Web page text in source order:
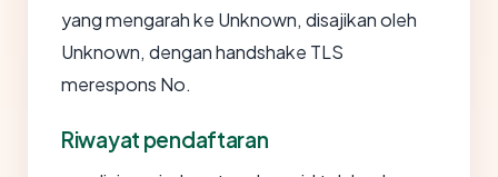
yang mengarah ke Unknown, disajikan oleh
Unknown, dengan handshake TLS
merespons No.
Riwayat pendaftaran